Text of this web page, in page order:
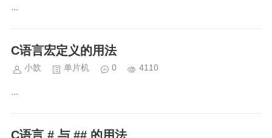
...
C语言宏定义的用法
小歆 单片机 0 4110
...
C语言 # 与 ## 的用法